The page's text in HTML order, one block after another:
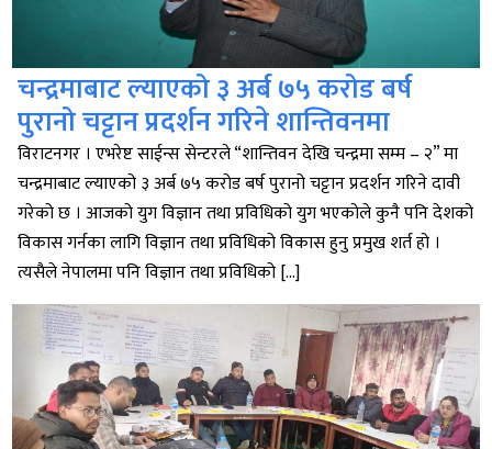
चन्द्रमाबाट ल्याएको ३ अर्ब ७५ करोड बर्ष
पुरानो चट्टान प्रदर्शन गरिने शान्तिवनमा
विराटनगर । एभरेष्ट साईन्स सेन्टरले “शान्तिवन देखि चन्द्रमा सम्म – २” मा
चन्द्रमाबाट ल्याएको ३ अर्ब ७५ करोड बर्ष पुरानो चट्टान प्रदर्शन गरिने दावी
गरेको छ । आजको युग विज्ञान तथा प्रविधिको युग भएकोले कुनै पनि देशको
विकास गर्नका लागि विज्ञान तथा प्रविधिको विकास हुनु प्रमुख शर्त हो ।
त्यसैले नेपालमा पनि विज्ञान तथा प्रविधिको […]